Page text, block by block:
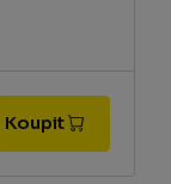
Koupit